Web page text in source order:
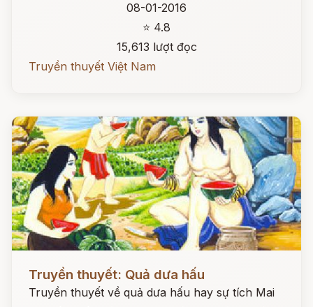
08-01-2016
⭐ 4.8
15,613 lượt đọc
Truyền thuyết Việt Nam
Đọc ngay
Truyền thuyết: Quả dưa hấu
Truyền thuyết về quả dưa hấu hay sự tích Mai